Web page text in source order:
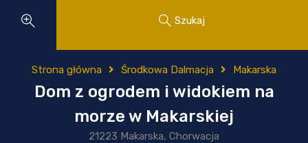
Szukaj
Strona główna Środkowa Dalmacja Makarska
Dom z ogrodem i widokiem na
morze w Makarskiej
21223 Makarska, Chorwacja